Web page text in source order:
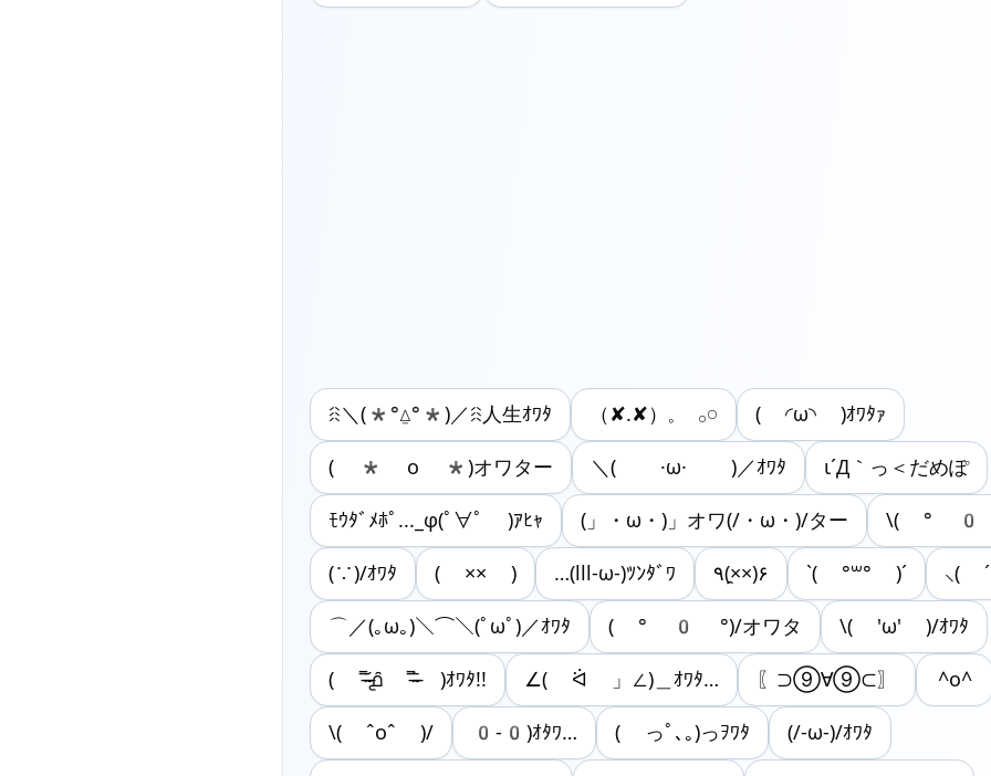
ꋧ＼(*°⍙°*)／ꋧ人生ｵﾜﾀ （✘.✘）𓈒 𓂂𓏸 ( ◜ω◝ )ｵﾜﾀｧ
( * o *)オワター ＼( ·ω· )／ｵﾜﾀ ι´Д｀っ＜だめぽ
ﾓｳﾀﾞﾒﾎﾟ..._φ(ﾟ∀ﾟ )ｱﾋｬ (」・ω・)」オワ(/・ω・)/ター \( ° 0
(∵)/ｵﾜﾀ ( ×× ) …(lll-ω-)ﾂﾝﾀﾞﾜ ٩(×̯×)۶ `( °꒳° )´ ⸜(
⌒／(｡ω｡)＼⌒＼(ﾟωﾟ)／ｵﾜﾀ ( ° 0 °)/オワタ \( 'ω' )/ｵﾜﾀ
( ˭̴̵̶᷄൧̑ ˭̴̵̶᷅ )ｵﾜﾀ!! ∠( ᐛ 」∠)＿ｵﾜﾀ… 〖⊃⑨∀⑨⊂〗 ^o^
\( ˆoˆ )/ 0-0)ｵﾀﾜ… ( っﾟ､｡)っｦﾜﾀ (/-ω-)/ｵﾜﾀ